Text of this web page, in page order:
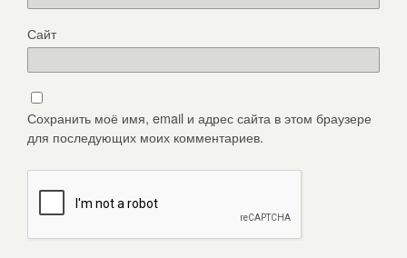
Сайт
Сохранить моё имя, email и адрес сайта в этом браузере
для последующих моих комментариев.